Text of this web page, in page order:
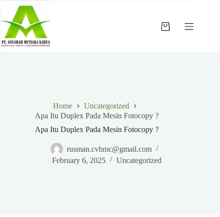
content
Shopping
Home
Uncategorized
Apa Itu Duplex Pada Mesin Fotocopy ?
Apa Itu Duplex Pada Mesin Fotocopy ?
rusman.cvhmc@gmail.com
February 6, 2025
Uncategorized